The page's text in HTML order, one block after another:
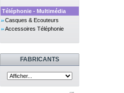
Téléphonie - Multimédia
Casques & Ecouteurs
Accessoires Téléphonie
FABRICANTS